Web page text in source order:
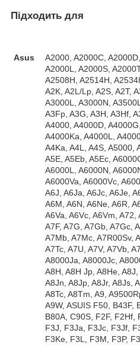
Підходить для
Asus
A2000, A2000C,
A2000L, A2000S,
A2508H, A2514H,
A2K, A2L/Lp, A2S, A2T,
A3000L, A3000N,
A3Fp, A3G, A3H, A3Hf,
A4000, A4000D,
A4000Ka, A4000L,
A4Ka, A4L, A4S, A5000,
A5E, A5Eb, A5Ec,
A6000L, A6000N,
A6000Va, A6000Vc,
A6J, A6Ja, A6Jc, A6Je,
A6M, A6N, A6Ne, A6R,
A6Va, A6Vc, A6Vm, A72,
A7F, A7G, A7Gb, A7Gc,
A7Mb, A7Mc, A7R00Sv,
A7Tc, A7U, A7V, A7Vb,
A8000Ja, A8000Jc,
A8H, A8H Jp, A8He,
A8Jn, A8Jp, A8Jr, A8Js,
A8Tc, A8Tm, A9,
A9W, ASUIS F50, B43F,
B80A, C90S, F2F, F2Hf,
F3J, F3Ja, F3Jc, F3Jf,
F3Ke, F3L, F3M, F3P,